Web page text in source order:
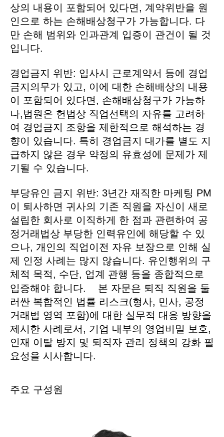
상의 내용이 포함되어 있다면, 계약위반을 원
인으로 하는 손해배상청구가 가능합니다. 다
만 손해 범위와 인과관계 입증이 관건이 될 것
입니다.
경업금지 위반: 입사시 근로계약서 등에 경업
금지의무가 있고, 이에 대한 손해배상의 내용
이 포함되어 있다면, 손해배상청구가 가능하
나,법원은 헌법상 직업선택의 자유를 고려하
여 경업금지 조항을 제한적으로 해석하는 경
향이 있습니다. 특히 경업금지 대가를 별도 지
급하지 않은 경우 약정의 유효성에 문제가 제
기될 수 있습니다.
부당유인 금지 위반: 3년간 재직한 마케팅 PM
이 퇴사하면 귀사의 기존 직원을 자신이 새로
설립한 회사로 이직하게 한 점과 관련하여 공
정거래법상 부당한 인력유인에 해당할 수 있
으나, 개인의 직업이전 자유 보장으로 인해 실
제 인정 사례는 많지 않습니다. 유인행위의 구
체적 목적, 수단, 업계 관행 등을 종합적으로
입증해야 합니다. 본 자문은 퇴직 직원을 둘
러싼 복합적인 법률 리스크(형사, 민사, 공정
거래법 영역 포함)에 대한 실무적 대응 방향을
제시한 사례로서, 기업 내부의 영업비밀 보호,
인재 이탈 방지 및 퇴직자 관리 정책의 강화 필
요성을 시사합니다.
주요 구성원